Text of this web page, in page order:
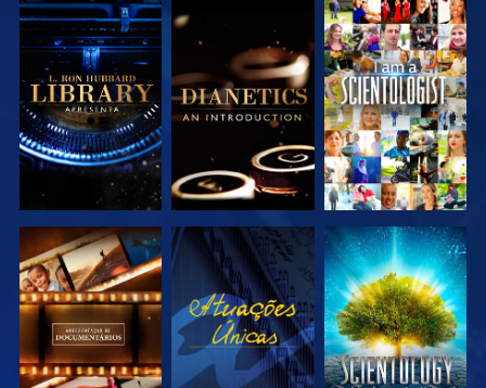
EXPLORAR A
SÉRIE
EXPLORAR A
SÉRIE
VER
EXPLORAR A
SÉRIE
VER
EXPLORAR A
SÉRIE